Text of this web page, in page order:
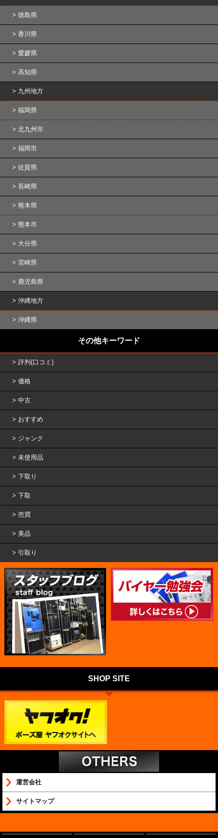
徳島県
香川県
愛媛県
高知県
九州地方
福岡県
北九州市
福岡市
佐賀県
長崎県
熊本県
熊本市
大分県
宮崎県
鹿児島県
沖縄地方
沖縄県
その他キーワード
評判(口コミ)
価格
中古
おすすめ
ジャンク
未使用品
下取り
下取
売買
美品
引取り
SHOP SITE
運営会社
サイトマップ